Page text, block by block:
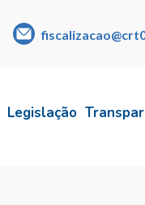
Legislação